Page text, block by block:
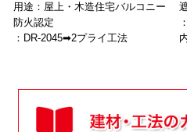
用途：屋上・木造住宅バルコニー
防火認定
：DR-2045➡2プライ工法